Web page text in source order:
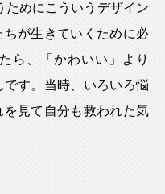
ためにこういうデザイン
が生きていくために必
ら、「かわいい」より
です。当時、いろいろ悩
見て自分も救われた気